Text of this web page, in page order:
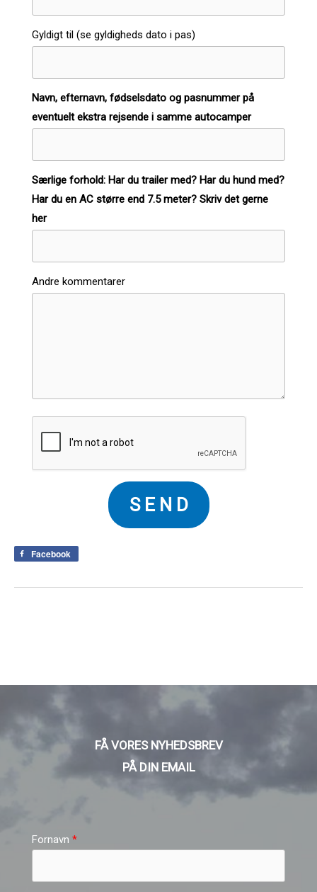
Gyldigt til (se gyldigheds dato i pas)
Navn, efternavn, fødselsdato og pasnummer på
eventuelt ekstra rejsende i samme autocamper
Særlige forhold: Har du trailer med? Har du hund med?
Har du en AC større end 7.5 meter? Skriv det gerne
her
Andre kommentarer
S E N D
Facebook
FÅ VORES NYHEDSBREV
PÅ DIN EMAIL
Fornavn